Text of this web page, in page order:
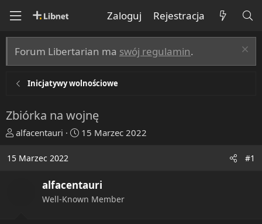
Zaloguj Rejestracja
Forum Libertarian ma swój regulamin.
Inicjatywy wolnościowe
Zbiórka na wojnę
T
r
alfacentauri
R
o
z
15 Marzec 2022
15 Marzec 2022 #1
alfacentauri
Well-Known Member